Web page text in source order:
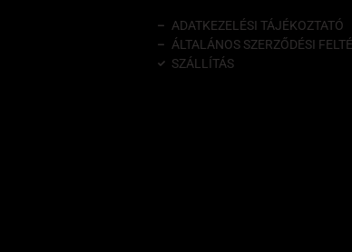
ADATKEZELÉSI TÁJÉKOZTATÓ
ÁLTALÁNOS SZERZŐDÉSI
SZÁLLÍTÁS